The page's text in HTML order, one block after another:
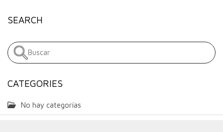
SEARCH
CATEGORIES
No hay categorías